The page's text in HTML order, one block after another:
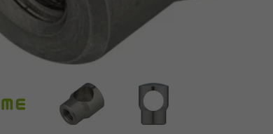
Racktime